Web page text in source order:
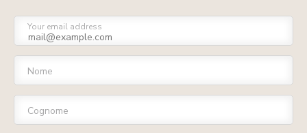
Your email address
Nome
Cognome